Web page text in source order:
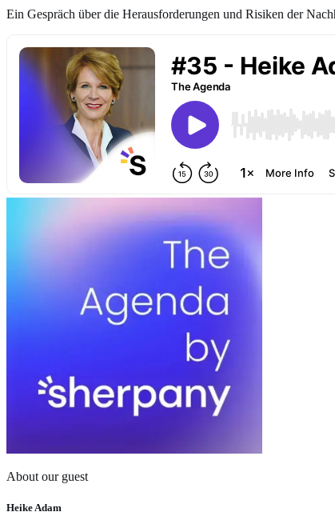
Ein Gespräch über die Herausforderungen und Risiken der
About our guest
Heike Adam